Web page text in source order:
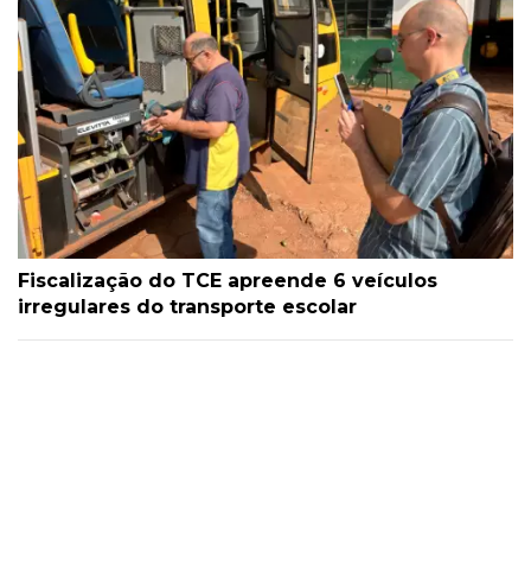
Fiscalização do TCE apreende 6 veículos
irregulares do transporte escolar